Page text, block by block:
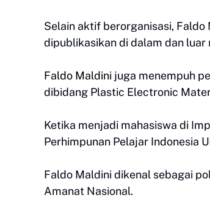
Selain aktif berorganisasi,
dipublikasikan di dalam dan luar
Faldo Maldini juga menempuh
dibidang Plastic Electronic
Ketika menjadi mahasiswa di
Perhimpunan Pelajar Indonesia
Faldo Maldini dikenal sebagai
Amanat Nasional.